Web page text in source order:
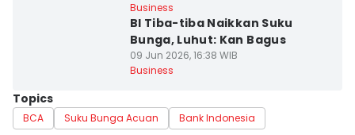
Business
BI Tiba-tiba Naikkan Suku
Bunga, Luhut: Kan Bagus
09 Jun 2026, 16:38 WIB
Business
Topics
BCA Suku Bunga Acuan Bank Indonesia